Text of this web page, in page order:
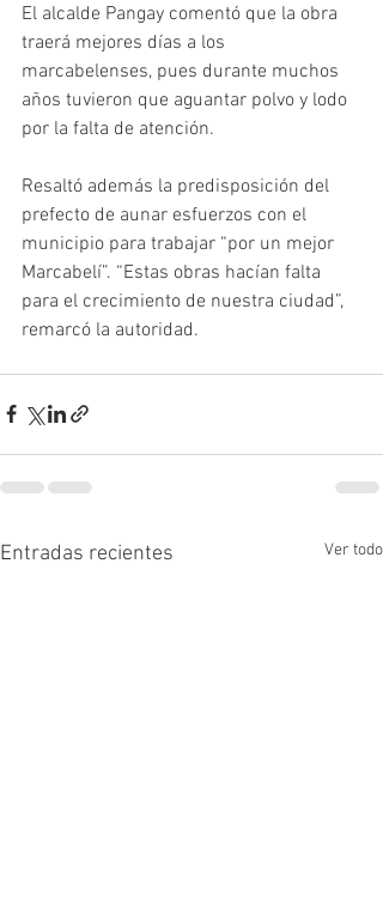
El alcalde Pangay comentó que la obra
traerá mejores días a los
marcabelenses, pues durante muchos
años tuvieron que aguantar polvo y lodo
por la falta de atención.
Resaltó además la predisposición del
prefecto de aunar esfuerzos con el
municipio para trabajar “por un mejor
Marcabelí”. “Estas obras hacían falta
para el crecimiento de nuestra ciudad”,
remarcó la autoridad.
Entradas recientes Ver todo